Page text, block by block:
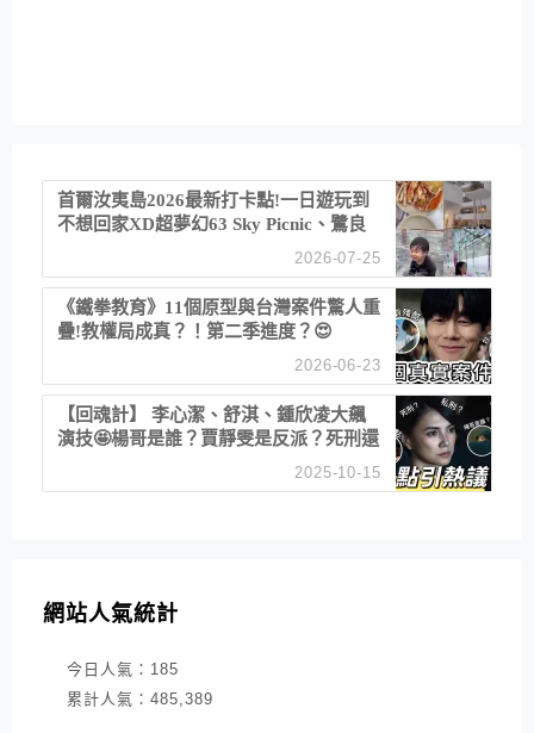
首爾汝夷島2026最新打卡點!一日遊玩到
不想回家XD超夢幻63 Sky Picnic、鷺良
津帝王蟹大餐、《淚之女王》拍攝地、漢
2026-07-25
《鐵拳教育》11個原型與台灣案件驚人重
疊!教權局成真？！第二季進度？😍
2026-06-23
【回魂計】 李心潔、舒淇、鍾欣凌大飆
演技🤩楊哥是誰？賈靜雯是反派？死刑還
2025-10-15
網站人氣統計
今日人氣： 185
累計人氣： 485,389